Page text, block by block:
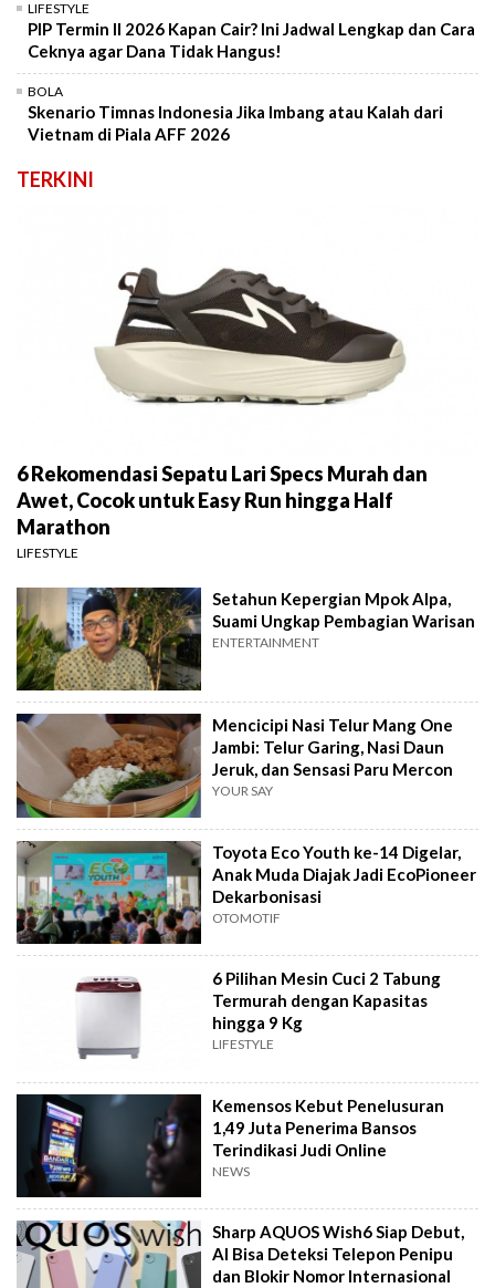
LIFESTYLE
PIP Termin II 2026 Kapan Cair? Ini Jadwal Lengkap dan Cara
Ceknya agar Dana Tidak Hangus!
BOLA
Skenario Timnas Indonesia Jika Imbang atau Kalah dari
Vietnam di Piala AFF 2026
TERKINI
6 Rekomendasi Sepatu Lari Specs Murah dan
Awet, Cocok untuk Easy Run hingga Half
Marathon
LIFESTYLE
Setahun Kepergian Mpok Alpa,
Suami Ungkap Pembagian Warisan
ENTERTAINMENT
Mencicipi Nasi Telur Mang One
Jambi: Telur Garing, Nasi Daun
Jeruk, dan Sensasi Paru Mercon
YOUR SAY
Toyota Eco Youth ke-14 Digelar,
Anak Muda Diajak Jadi EcoPioneer
Dekarbonisasi
OTOMOTIF
6 Pilihan Mesin Cuci 2 Tabung
Termurah dengan Kapasitas
hingga 9 Kg
LIFESTYLE
Kemensos Kebut Penelusuran
1,49 Juta Penerima Bansos
Terindikasi Judi Online
NEWS
Sharp AQUOS Wish6 Siap Debut,
AI Bisa Deteksi Telepon Penipu
dan Blokir Nomor Internasional